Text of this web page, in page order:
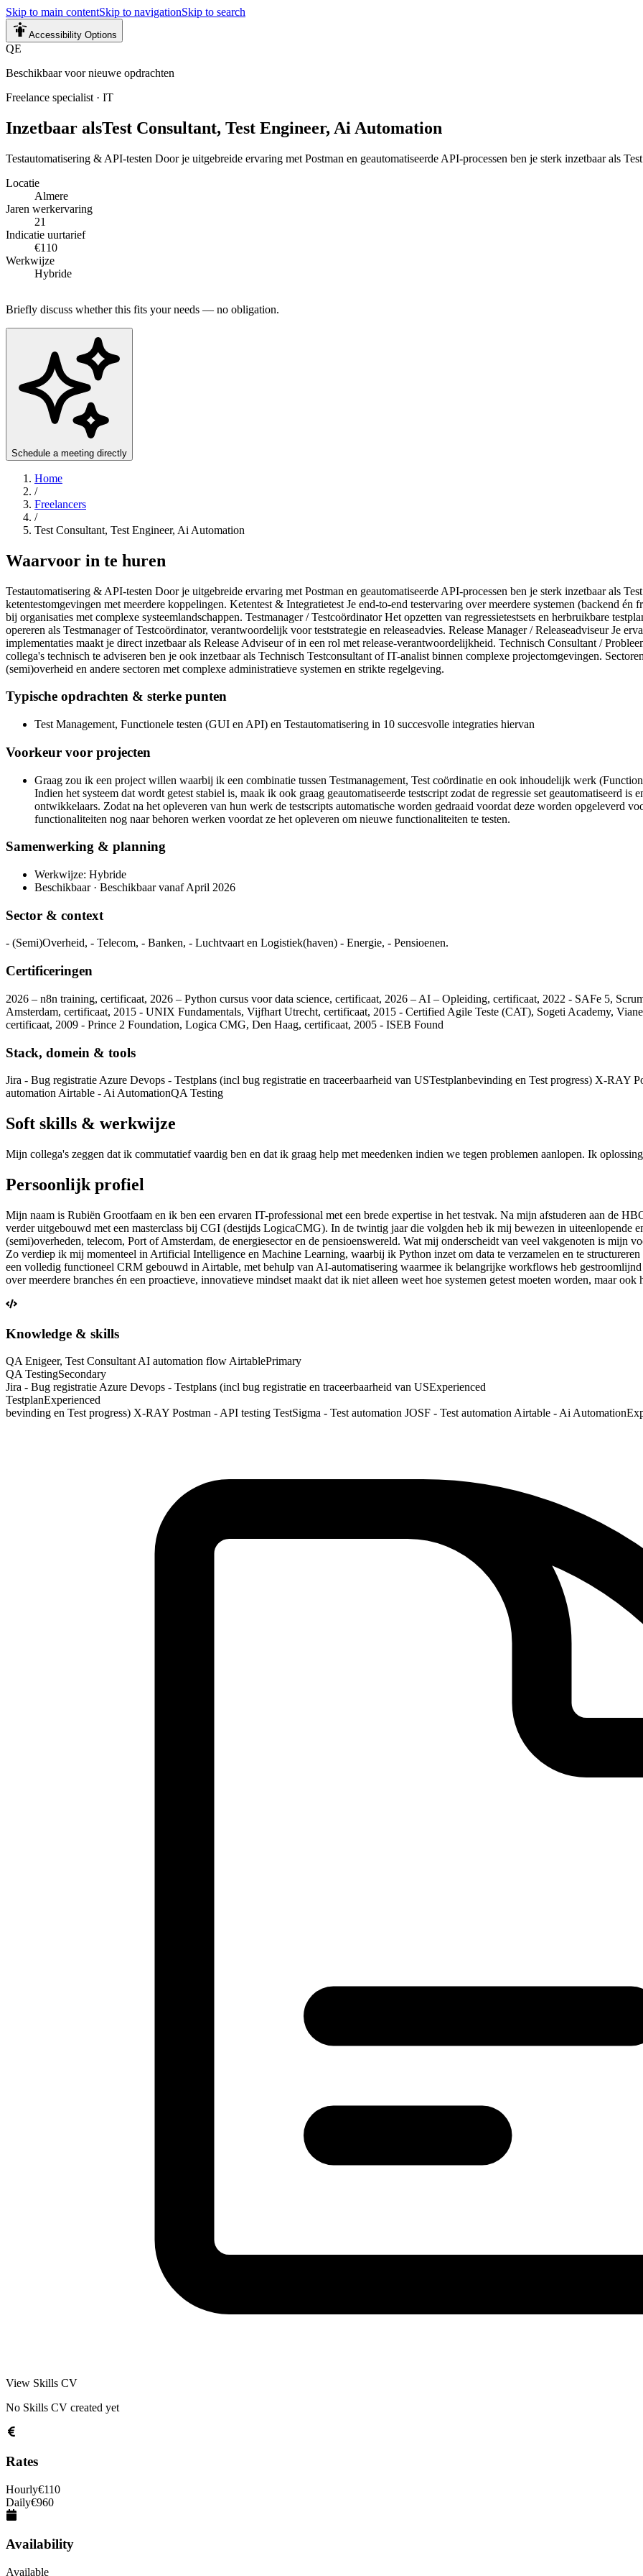
Skip to main contentSkip to navigationSkip to search
Accessibility Options
QE
Beschikbaar voor nieuwe opdrachten
Freelance specialist · IT
Inzetbaar alsTest Consultant, Test Engineer, Ai Automation
Testautomatisering & API-testen Door je uitgebreide ervaring met Postman en geautomatiseerde API-processen ben je sterk inzetbaar als
Locatie
Almere
Jaren werkervaring
21
Indicatie uurtarief
€110
Werkwijze
Hybride
Briefly discuss whether this fits your needs — no obligation.
Schedule a meeting directly
Home
/
Freelancers
/
Test Consultant, Test Engineer, Ai Automation
Waarvoor in te huren
Testautomatisering & API-testen Door je uitgebreide ervaring met Postman en geautomatiseerde API-processen ben je sterk inzetbaar als
ketentestomgevingen met meerdere koppelingen. Ketentest & Integratietest Je end-to-end testervaring over meerdere systemen (backend én
bij organisaties met complexe systeemlandschappen. Testmanager / Testcoördinator Het opzetten van regressietestsets en herbruikbare
opereren als Testmanager of Testcoördinator, verantwoordelijk voor teststrategie en releaseadvies. Release Manager / Releaseadviseur Je
implementaties maakt je direct inzetbaar als Release Adviseur of in een rol met release-verantwoordelijkheid. Technisch Consultant /
collega's technisch te adviseren ben je ook inzetbaar als Technisch Testconsultant of IT-analist binnen complexe projectomgevingen.
(semi)overheid en andere sectoren met complexe administratieve systemen en strikte regelgeving.
Typische opdrachten & sterke punten
Test Management, Functionele testen (GUI en API) en Testautomatisering in 10 succesvolle integraties hiervan
Voorkeur voor projecten
Graag zou ik een project willen waarbij ik een combinatie tussen Testmanagement, Test coördinatie en ook inhoudelijk werk
Indien het systeem dat wordt getest stabiel is, maak ik ook graag geautomatiseerde testscript zodat de regressie set geautomatiseerd
ontwikkelaars. Zodat na het opleveren van hun werk de testscripts automatische worden gedraaid voordat deze worden opgeleverd
functionaliteiten nog naar behoren werken voordat ze het opleveren om nieuwe functionaliteiten te testen.
Samenwerking & planning
Werkwijze: Hybride
Beschikbaar · Beschikbaar vanaf April 2026
Sector & context
- (Semi)Overheid, - Telecom, - Banken, - Luchtvaart en Logistiek(haven) - Energie, - Pensioenen.
Certificeringen
2026 – n8n training, certificaat, 2026 – Python cursus voor data science, certificaat, 2026 – AI – Opleiding, certificaat, 2022 - SAFe 5,
Amsterdam, certificaat, 2015 - UNIX Fundamentals, Vijfhart Utrecht, certificaat, 2015 - Certified Agile Teste (CAT), Sogeti Academy,
certificaat, 2009 - Prince 2 Foundation, Logica CMG, Den Haag, certificaat, 2005 - ISEB Found
Stack, domein & tools
Jira - Bug registratie Azure Devops - Testplans (incl bug registratie en traceerbaarheid van USTestplanbevinding en Test progress) X-RAY
automation Airtable - Ai AutomationQA Testing
Soft skills & werkwijze
Mijn collega's zeggen dat ik commutatief vaardig ben en dat ik graag help met meedenken indien we tegen problemen aanlopen. Ik
Persoonlijk profiel
Mijn naam is Rubiën Grootfaam en ik ben een ervaren IT-professional met een brede expertise in het testvak. Na mijn afstuderen aan de
verder uitgebouwd met een masterclass bij CGI (destijds LogicaCMG). In de twintig jaar die volgden heb ik mij bewezen in uiteenlopende
(semi)overheden, telecom, Port of Amsterdam, de energiesector en de pensioenswereld. Wat mij onderscheidt van veel vakgenoten is mijn
Zo verdiep ik mij momenteel in Artificial Intelligence en Machine Learning, waarbij ik Python inzet om data te verzamelen en te
een volledig functioneel CRM gebouwd in Airtable, met behulp van AI-automatisering waarmee ik belangrijke workflows heb gestroomlijnd
over meerdere branches én een proactieve, innovatieve mindset maakt dat ik niet alleen weet hoe systemen getest moeten worden, maar
Knowledge & skills
QA Enigeer, Test Consultant AI automation flow AirtablePrimary
QA TestingSecondary
Jira - Bug registratie Azure Devops - Testplans (incl bug registratie en traceerbaarheid van USExperienced
TestplanExperienced
bevinding en Test progress) X-RAY Postman - API testing TestSigma - Test automation JOSF - Test automation Airtable - Ai Automation
View Skills CV
No Skills CV created yet
Rates
Hourly€110
Daily€960
Availability
Available